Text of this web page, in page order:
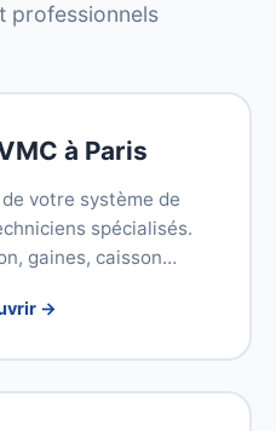
professionnels
à Paris
votre système de
spécialisés.
gaines, caisson…
→